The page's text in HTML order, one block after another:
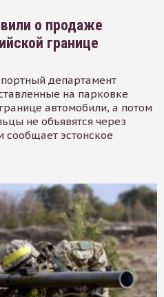
о продаже
границе
департамент
на парковке
автомобили, а потом
не объявятся через
сообщает эстонское